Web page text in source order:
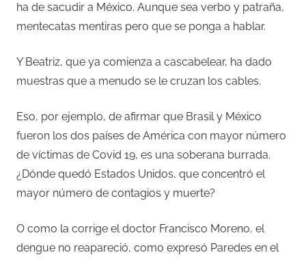
ha de sacudir a México. Aunque sea verbo y patraña,
mentecatas mentiras pero que se ponga a hablar.
Y Beatriz, que ya comienza a cascabelear, ha dado
muestras que a menudo se le cruzan los cables.
Eso, por ejemplo, de afirmar que Brasil y México
fueron los dos países de América con mayor número
de víctimas de Covid 19, es una soberana burrada.
¿Dónde quedó Estados Unidos, que concentró el
mayor número de contagios y muerte?
O como la corrige el doctor Francisco Moreno, el
dengue no reapareció, como expresó Paredes en el